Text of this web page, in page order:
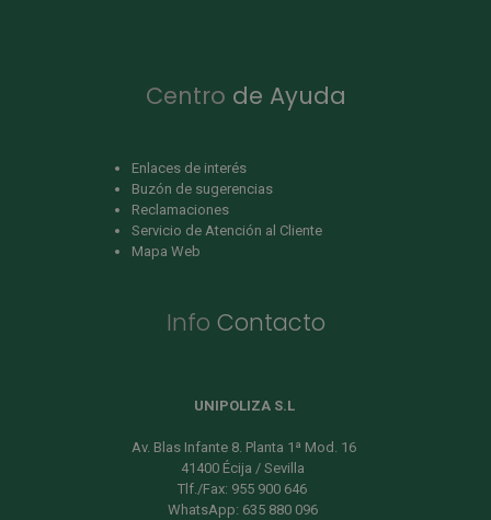
Centro de Ayuda
Enlaces de interés
Buzón de sugerencias
Reclamaciones
Servicio de Atención al Cliente
Mapa Web
Info Contacto
UNIPOLIZA S.L
Av. Blas Infante 8. Planta 1ª Mod. 16
41400 Écija / Sevilla
Tlf./Fax: 955 900 646
WhatsApp: 635 880 096